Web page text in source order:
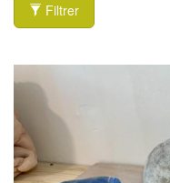
Filtrer